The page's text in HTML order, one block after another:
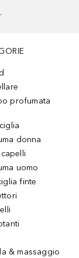
profumata
donna
uomo
finte
& massaggio